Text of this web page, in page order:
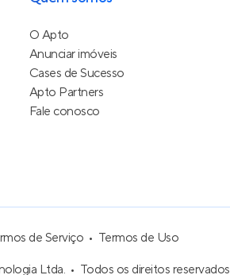
O Apto
Anunciar imóveis
Cases de Sucesso
Apto Partners
Fale conosco
de Serviço
Termos de Uso
Ltda. Todos os direitos reservados